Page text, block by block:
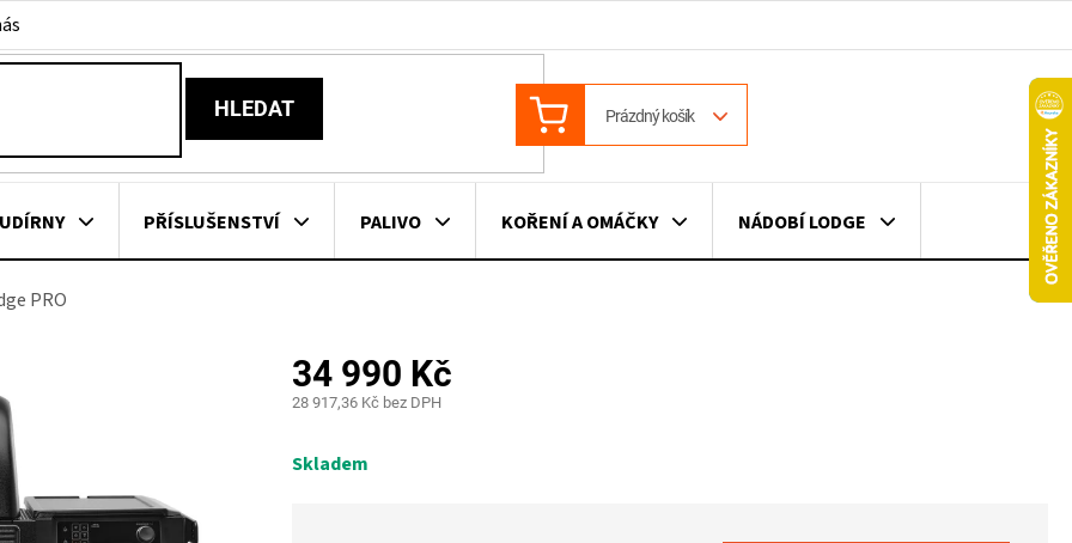
HLEDAT NÁKUPNÍ
KOŠÍK
Prázdný košík
PŘÍSLUŠENSTVÍ PALIVO KOŘENÍ A OMÁČKY NÁDOBÍ LODGE
KUCHYNĚ
PRO
34 990 Kč
28 917,36 Kč bez DPH
cena:
Skladem